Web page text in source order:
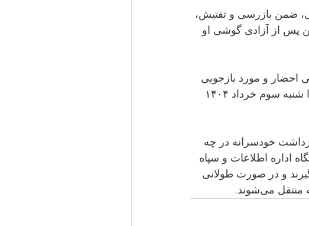
ضمن بازرسی و تفتیش،
و گوشی او را ضبط و با خود برده‌اند. همچنین پس از آزادی گوشی او
خرداد ۱۴۰۴ به نهادهای امنیتی احضار و مورد بازجویی
خودسرانه در چه
مکانی بازداشت شده است. شهر تکاب از جمله شهرهایی است که بازداشتگاه‌ اداره اطلاعات و سپاه
و بسیاری از بازداشت‌شدگان در اداره اماکن مورد بازجویی قرار می‌گیرند و در صورت طولانی